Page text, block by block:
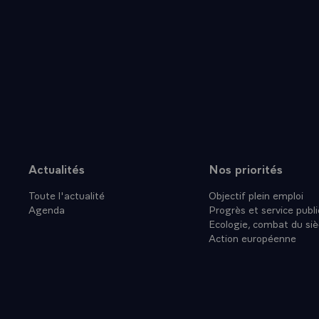
d'évolution
cette
et de
- Dans
pas de
Langevin,
physique et
- En ces
de grande
industrielle
progrès
- Pendant
Plan du site
Actualités
Toute l'actualité
Agenda
Nos priorités
Objectif plein emploi
Progrès et service
Ecologie, combat du
Action européenne